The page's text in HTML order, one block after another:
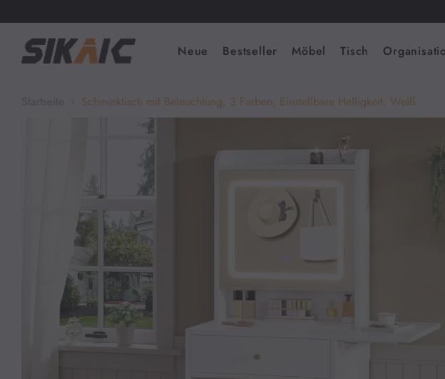
Neue Bestseller Möbel Tisch
Schminktisch mit Beleuchtung, 3 Farben, Einstellbare Helligkeit, Weiß